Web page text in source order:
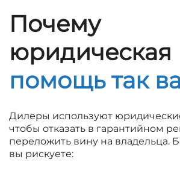
Почему
юридическая
помощь так
Дилеры используют
чтобы отказать в гарантийном
переложить вину на владельца.
вы рискуете: